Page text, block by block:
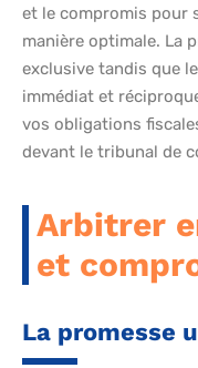
et le compromis pour
manière optimale. La
exclusive tandis que
immédiat et
vos obligations
devant le tribunal de
Arbitrer
et
La promesse